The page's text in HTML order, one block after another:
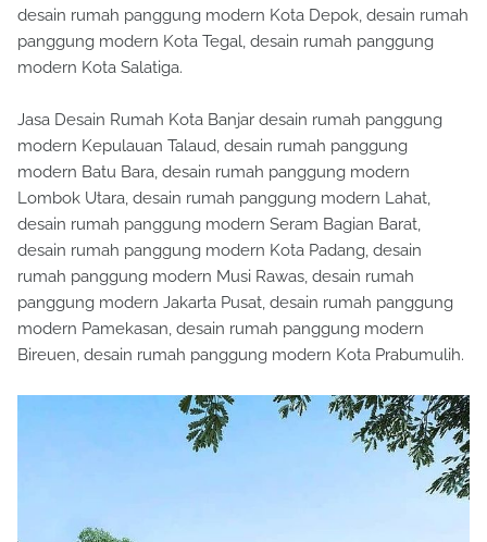
desain rumah panggung modern Kota Depok, desain rumah
panggung modern Kota Tegal, desain rumah panggung
modern Kota Salatiga.
Jasa Desain Rumah Kota Banjar desain rumah panggung
modern Kepulauan Talaud, desain rumah panggung
modern Batu Bara, desain rumah panggung modern
Lombok Utara, desain rumah panggung modern Lahat,
desain rumah panggung modern Seram Bagian Barat,
desain rumah panggung modern Kota Padang, desain
rumah panggung modern Musi Rawas, desain rumah
panggung modern Jakarta Pusat, desain rumah panggung
modern Pamekasan, desain rumah panggung modern
Bireuen, desain rumah panggung modern Kota Prabumulih.